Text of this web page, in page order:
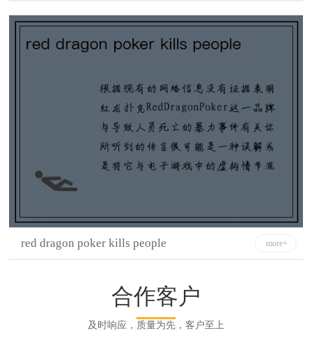
red dragon poker kills people more+
合作客户
及时响应，质量为先，客户至上
十堰市明诚线缆有限公司
昆山欧普电子科技有限公司